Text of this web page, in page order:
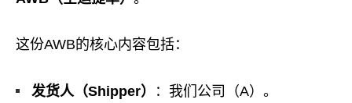
这份AWB的核心内容包括：
发货人（Shipper）
：我们公司（A）。